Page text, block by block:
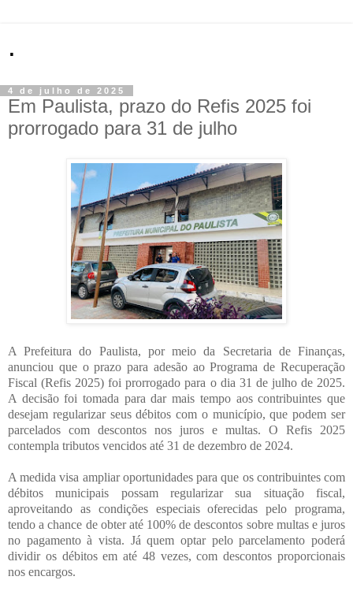
.
4 de julho de 2025
Em Paulista, prazo do Refis 2025 foi
prorrogado para 31 de julho
A Prefeitura do Paulista, por meio da Secretaria de Finanças,
anunciou que o prazo para adesão ao Programa de Recuperação
Fiscal (Refis 2025) foi prorrogado para o dia 31 de julho de 2025.
A decisão foi tomada para dar mais tempo aos contribuintes que
desejam regularizar seus débitos com o município, que podem ser
parcelados com descontos nos juros e multas. O Refis 2025
contempla tributos vencidos até 31 de dezembro de 2024.
A medida visa ampliar oportunidades para que os contribuintes com
débitos municipais possam regularizar sua situação fiscal,
aproveitando as condições especiais oferecidas pelo programa,
tendo a chance de obter até 100% de descontos sobre multas e juros
no pagamento à vista. Já quem optar pelo parcelamento poderá
dividir os débitos em até 48 vezes, com descontos proporcionais
nos encargos.